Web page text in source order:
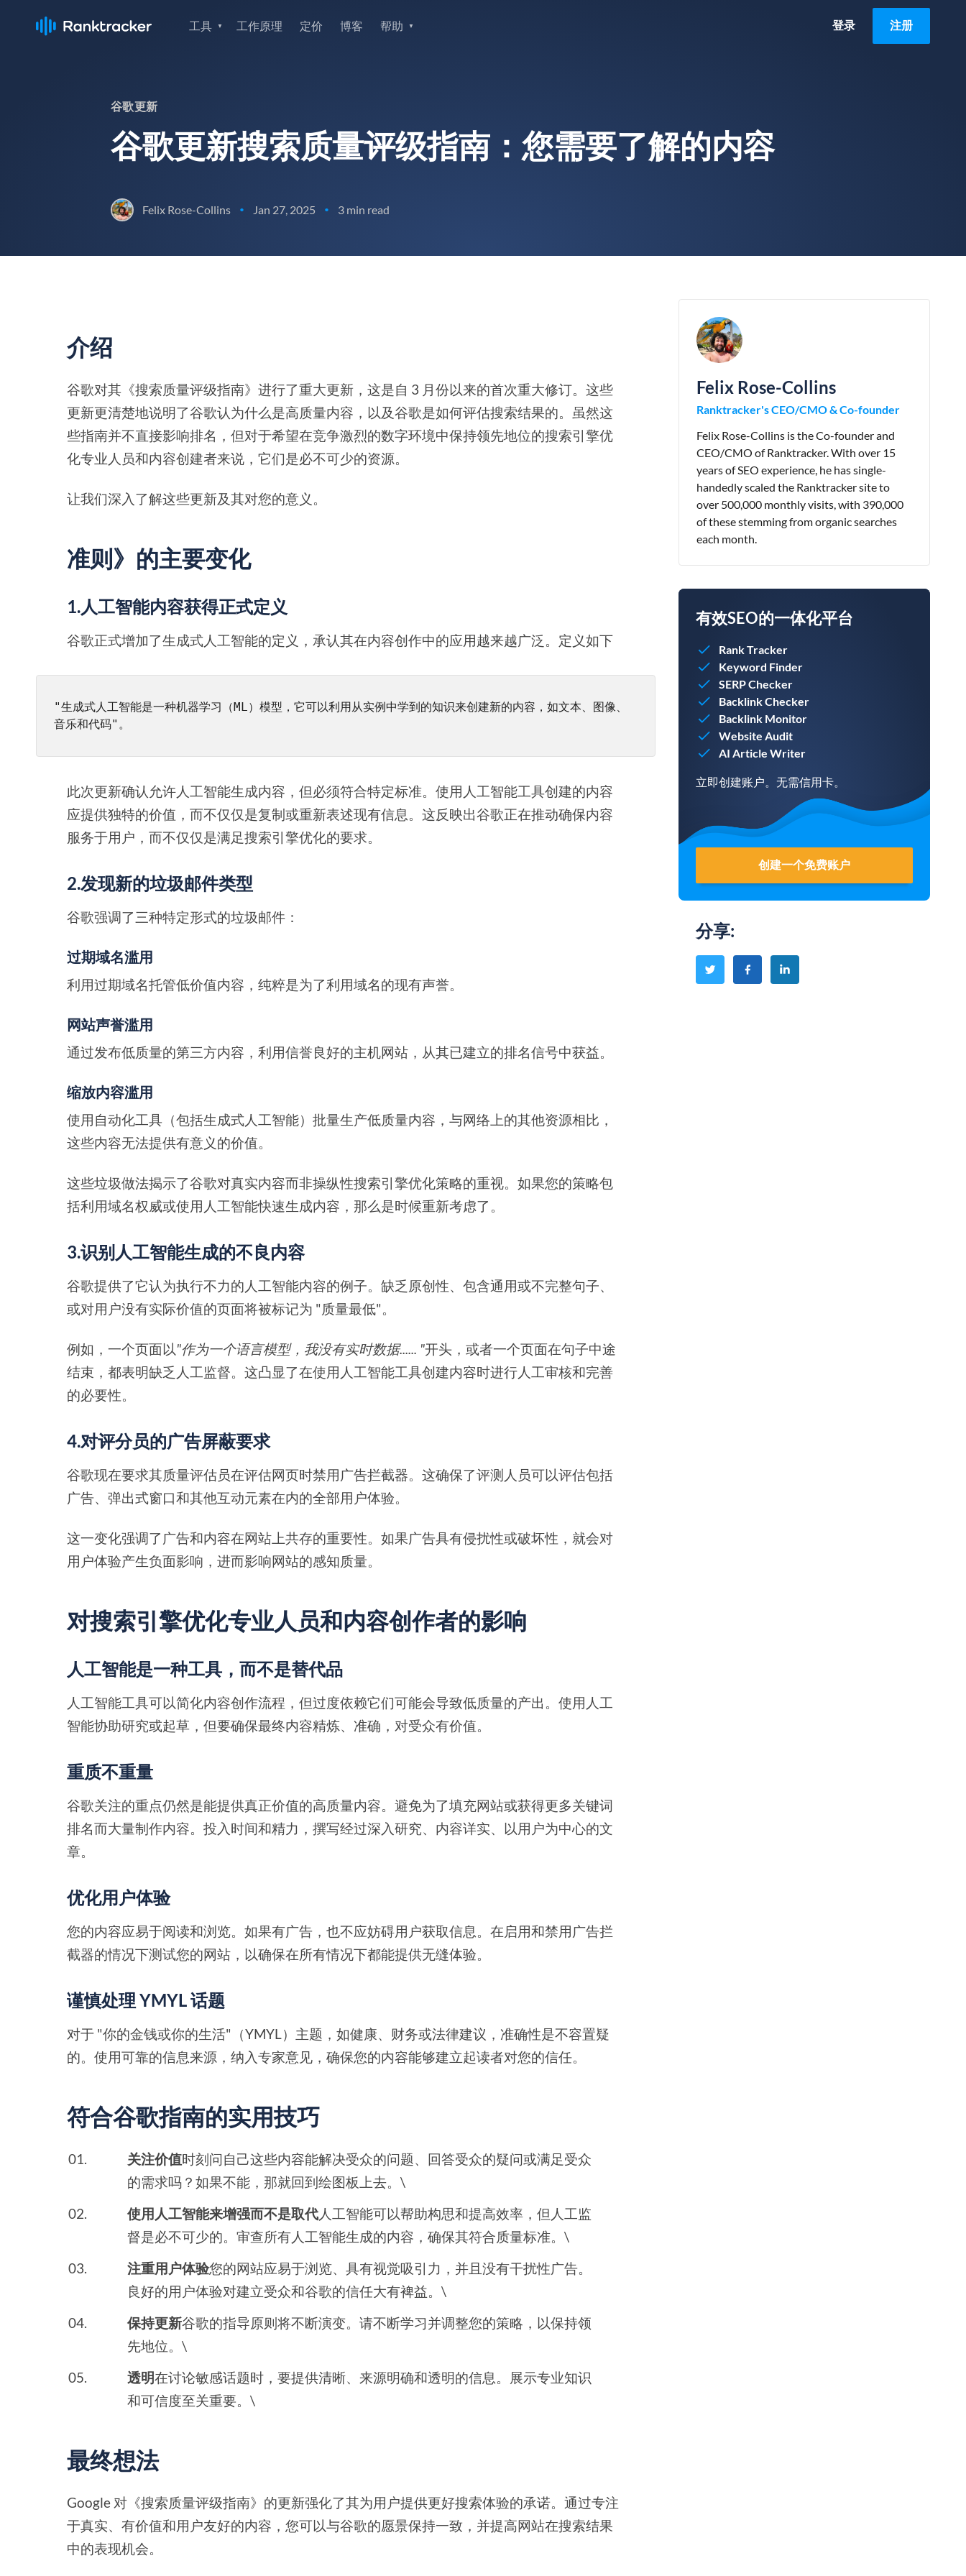
工具 工作原理 定价 博客 帮助 登录 注册
谷歌更新
谷歌更新搜索质量评级指南：您需要了解的内容
Felix Rose-Collins • Jan 27, 2025 • 3 min read
介绍
谷歌对其《搜索质量评级指南》进行了重大更新，这是自 3 月份以来的首次重大修订。这些
更新更清楚地说明了谷歌认为什么是高质量内容，以及谷歌是如何评估搜索结果的。虽然这
些指南并不直接影响排名，但对于希望在竞争激烈的数字环境中保持领先地位的搜索引擎优
化专业人员和内容创建者来说，它们是必不可少的资源。
让我们深入了解这些更新及其对您的意义。
准则》的主要变化
1.人工智能内容获得正式定义
谷歌正式增加了生成式人工智能的定义，承认其在内容创作中的应用越来越广泛。定义如下
"生成式人工智能是一种机器学习（ML）模型，它可以利用从实例中学到的知识来创建新的内容，如文本、图像、
音乐和代码"。
此次更新确认允许人工智能生成内容，但必须符合特定标准。使用人工智能工具创建的内容
应提供独特的价值，而不仅仅是复制或重新表述现有信息。这反映出谷歌正在推动确保内容
服务于用户，而不仅仅是满足搜索引擎优化的要求。
2.发现新的垃圾邮件类型
谷歌强调了三种特定形式的垃圾邮件：
过期域名滥用
利用过期域名托管低价值内容，纯粹是为了利用域名的现有声誉。
网站声誉滥用
通过发布低质量的第三方内容，利用信誉良好的主机网站，从其已建立的排名信号中获益。
缩放内容滥用
使用自动化工具（包括生成式人工智能）批量生产低质量内容，与网络上的其他资源相比，
这些内容无法提供有意义的价值。
这些垃圾做法揭示了谷歌对真实内容而非操纵性搜索引擎优化策略的重视。如果您的策略包
括利用域名权威或使用人工智能快速生成内容，那么是时候重新考虑了。
3.识别人工智能生成的不良内容
谷歌提供了它认为执行不力的人工智能内容的例子。缺乏原创性、包含通用或不完整句子、
或对用户没有实际价值的页面将被标记为 "质量最低"。
例如，一个页面以"作为一个语言模型，我没有实时数据...... "开头，或者一个页面在句子中途
结束，都表明缺乏人工监督。这凸显了在使用人工智能工具创建内容时进行人工审核和完善
的必要性。
4.对评分员的广告屏蔽要求
谷歌现在要求其质量评估员在评估网页时禁用广告拦截器。这确保了评测人员可以评估包括
广告、弹出式窗口和其他互动元素在内的全部用户体验。
这一变化强调了广告和内容在网站上共存的重要性。如果广告具有侵扰性或破坏性，就会对
用户体验产生负面影响，进而影响网站的感知质量。
对搜索引擎优化专业人员和内容创作者的影响
人工智能是一种工具，而不是替代品
人工智能工具可以简化内容创作流程，但过度依赖它们可能会导致低质量的产出。使用人工
智能协助研究或起草，但要确保最终内容精炼、准确，对受众有价值。
重质不重量
谷歌关注的重点仍然是能提供真正价值的高质量内容。避免为了填充网站或获得更多关键词
排名而大量制作内容。投入时间和精力，撰写经过深入研究、内容详实、以用户为中心的文
章。
优化用户体验
您的内容应易于阅读和浏览。如果有广告，也不应妨碍用户获取信息。在启用和禁用广告拦
截器的情况下测试您的网站，以确保在所有情况下都能提供无缝体验。
谨慎处理 YMYL 话题
对于 "你的金钱或你的生活"（YMYL）主题，如健康、财务或法律建议，准确性是不容置疑
的。使用可靠的信息来源，纳入专家意见，确保您的内容能够建立起读者对您的信任。
符合谷歌指南的实用技巧
关注价值时刻问自己这些内容能解决受众的问题、回答受众的疑问或满足受众
的需求吗？如果不能，那就回到绘图板上去。\
使用人工智能来增强而不是取代人工智能可以帮助构思和提高效率，但人工监
督是必不可少的。审查所有人工智能生成的内容，确保其符合质量标准。\
注重用户体验您的网站应易于浏览、具有视觉吸引力，并且没有干扰性广告。
良好的用户体验对建立受众和谷歌的信任大有裨益。\
保持更新谷歌的指导原则将不断演变。请不断学习并调整您的策略，以保持领
先地位。\
透明在讨论敏感话题时，要提供清晰、来源明确和透明的信息。展示专业知识
和可信度至关重要。\
最终想法
Google 对《搜索质量评级指南》的更新强化了其为用户提供更好搜索体验的承诺。通过专注
于真实、有价值和用户友好的内容，您可以与谷歌的愿景保持一致，并提高网站在搜索结果
中的表现机会。
Felix Rose-Collins
Ranktracker's CEO/CMO & Co-founder
Felix Rose-Collins is the Co-founder and
CEO/CMO of Ranktracker. With over 15
years of SEO experience, he has single-
handedly scaled the Ranktracker site to
over 500,000 monthly visits, with 390,000
of these stemming from organic searches
each month.
有效SEO的一体化平台
Rank Tracker
Keyword Finder
SERP Checker
Backlink Checker
Backlink Monitor
Website Audit
AI Article Writer
立即创建账户。无需信用卡。
创建一个免费账户
分享: